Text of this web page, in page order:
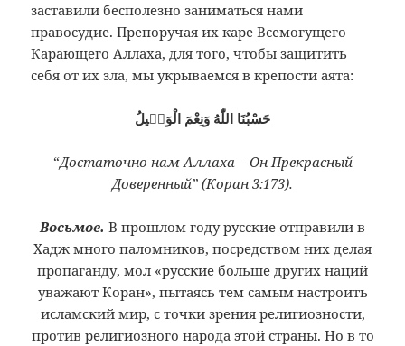
заставили бесполезно заниматься нами
правосудие. Препоручая их каре Всемогущего
Карающего Аллаха, для того, чтобы защитить
себя от их зла, мы укрываемся в крепости аята:
حَسْبُنَا اللّٰهُ وَنِعْمَ الْوَكٖيلُ
“Достаточно нам Аллаха – Он Прекрасный
Доверенный” (Коран 3:173).
Восьмое. В прошлом году русские отправили в
Хадж много паломников, посредством них делая
пропаганду, мол «русские больше других наций
уважают Коран», пытаясь тем самым настроить
исламский мир, с точки зрения религиозности,
против религиозного народа этой страны. Но в то